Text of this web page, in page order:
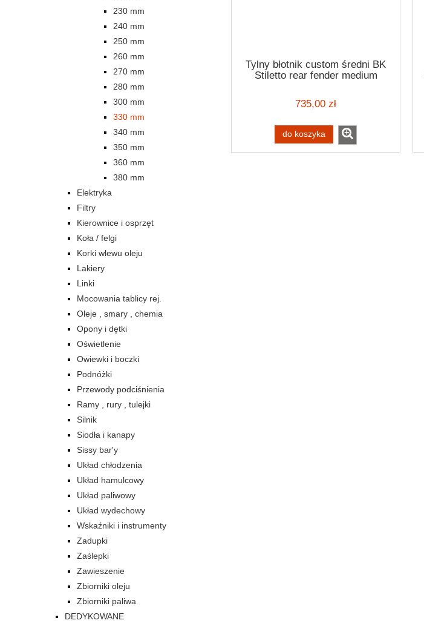
230 mm
240 mm
250 mm
260 mm
270 mm
280 mm
300 mm
330 mm
340 mm
350 mm
360 mm
380 mm
Elektryka
Filtry
Kierownice i osprzęt
Koła / felgi
Korki wlewu oleju
Lakiery
Linki
Mocowania tablicy rej.
Oleje , smary , chemia
Opony i dętki
Oświetlenie
Owiewki i boczki
Podnóżki
Przewody podciśnienia
Ramy , rury , tulejki
Silnik
Siodła i kanapy
Sissy bar'y
Układ chłodzenia
Układ hamulcowy
Układ paliwowy
Układ wydechowy
Wskaźniki i instrumenty
Zadupki
Zaślepki
Zawieszenie
Zbiorniki oleju
Zbiorniki paliwa
DEDYKOWANE
Tylny błotnik custom średni BK
Stiletto rear fender medium
735,00 zł
do koszyka